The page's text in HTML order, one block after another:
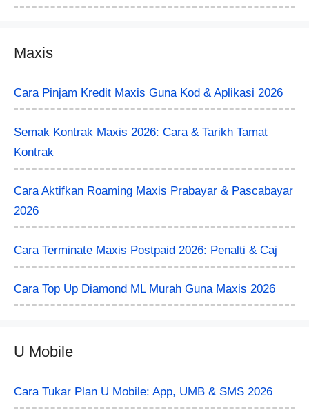
Maxis
Cara Pinjam Kredit Maxis Guna Kod & Aplikasi 2026
Semak Kontrak Maxis 2026: Cara & Tarikh Tamat
Kontrak
Cara Aktifkan Roaming Maxis Prabayar & Pascabayar
2026
Cara Terminate Maxis Postpaid 2026: Penalti & Caj
Cara Top Up Diamond ML Murah Guna Maxis 2026
U Mobile
Cara Tukar Plan U Mobile: App, UMB & SMS 2026